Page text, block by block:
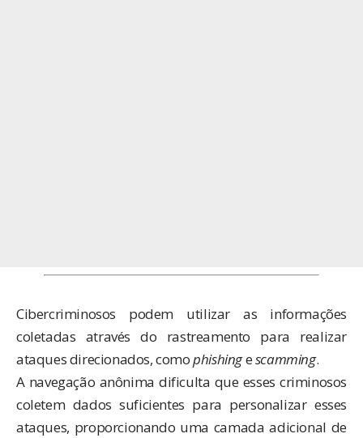
Cibercriminosos podem utilizar as informações
coletadas através do rastreamento para realizar
ataques direcionados, comophishingescamming.
A navegação anônima dificulta que esses criminosos
coletem dados suficientes para personalizar esses
ataques, proporcionando uma camada adicional de